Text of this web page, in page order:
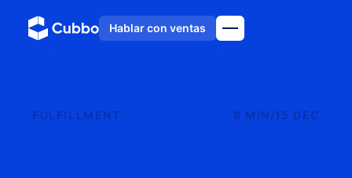
Hablar con ventas
FULFILLMENT 8 MIN /15 DEC